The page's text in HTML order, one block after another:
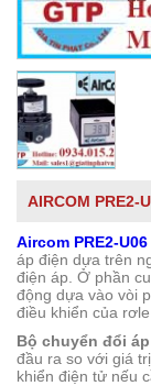
AIRCOM PRE2-
Aircom PRE2-U06
áp điện dựa trên
điện áp. Ở phần
động dựa vào vòi
điều khiển của rơle
Bộ chuyển đổi
đầu ra so với giá
khiển điện tử nếu